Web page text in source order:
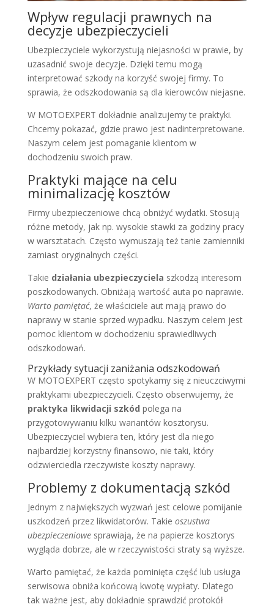
Wpływ regulacji prawnych na
decyzje ubezpieczycieli
Ubezpieczyciele wykorzystują niejasności w prawie, by
uzasadnić swoje decyzje. Dzięki temu mogą
interpretować szkody na korzyść swojej firmy. To
sprawia, że odszkodowania są dla kierowców niejasne.
W MOTOEXPERT dokładnie analizujemy te praktyki.
Chcemy pokazać, gdzie prawo jest nadinterpretowane.
Naszym celem jest pomaganie klientom w
dochodzeniu swoich praw.
Praktyki mające na celu
minimalizację kosztów
Firmy ubezpieczeniowe chcą obniżyć wydatki. Stosują
różne metody, jak np. wysokie stawki za godziny pracy
w warsztatach. Często wymuszają też tanie zamienniki
zamiast oryginalnych części.
Takie działania ubezpieczyciela szkodzą interesom
poszkodowanych. Obniżają wartość auta po naprawie.
Warto pamiętać, że właściciele aut mają prawo do
naprawy w stanie sprzed wypadku. Naszym celem jest
pomoc klientom w dochodzeniu sprawiedliwych
odszkodowań.
Przykłady sytuacji zaniżania odszkodowań
W MOTOEXPERT często spotykamy się z nieuczciwymi
praktykami ubezpieczycieli. Często obserwujemy, że
praktyka likwidacji szkód polega na
przygotowywaniu kilku wariantów kosztorysu.
Ubezpieczyciel wybiera ten, który jest dla niego
najbardziej korzystny finansowo, nie taki, który
odzwierciedla rzeczywiste koszty naprawy.
Problemy z dokumentacją szkód
Jednym z największych wyzwań jest celowe pomijanie
uszkodzeń przez likwidatorów. Takie oszustwa
ubezpieczeniowesprawiają, że na papierze kosztorys
wygląda dobrze, ale w rzeczywistości straty są wyższe.
Warto pamiętać, że każda pominięta część lub usługa
serwisowa obniża końcową kwotę wypłaty. Dlatego
tak ważne jest, aby dokładnie sprawdzić protokół